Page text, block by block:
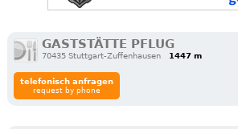
GASTSTÄTTE PFLUG
70435 Stuttgart-Zuffenhausen 1447 m
telefonisch anfragen
request by phone